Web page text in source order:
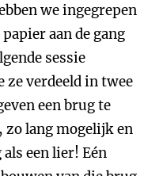
we ingegrepen
aan de gang
sessie
ze verdeeld in twee
een brug te
lang mogelijk en
een lier! Eén